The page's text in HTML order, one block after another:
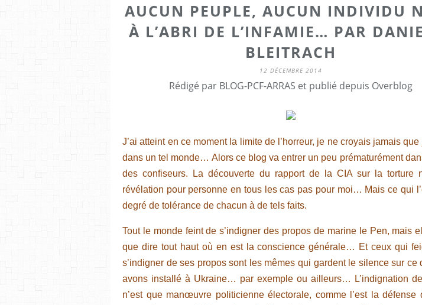
AUCUN PEUPLE, AUCUN INDIVIDU
À L’ABRI DE L’INFAMIE… PAR
BLEITRACH
12 DÉCEMBRE 2014
Rédigé par BLOG-PCF-ARRAS et publié depuis Overblog
J’ai atteint en ce moment la limite de l’horreur, je ne croyais jamais
dans un tel monde… Alors ce blog va entrer un peu prématurément
des confiseurs. La découverte du rapport de la CIA sur la torture
révélation pour personne en tous les cas pas pour moi… Mais ce qui
degré de tolérance de chacun à de tels faits.
Tout le monde feint de s’indigner des propos de marine le Pen, mais
que dire tout haut où en est la conscience générale… Et ceux qui
s’indigner de ses propos sont les mêmes qui gardent le silence sur ce
avons installé à Ukraine… par exemple ou ailleurs… L’indignation
n’est que manœuvre politicienne électorale, comme l’est la défense